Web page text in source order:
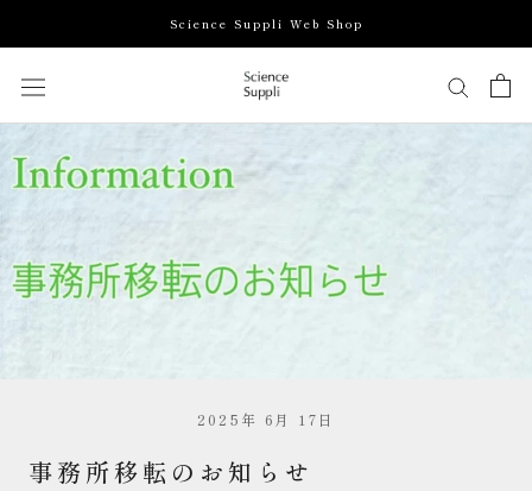
し
ン
ツ
Science Suppli Web Shop
2025年 6月 17日
事務所移転のお知らせ